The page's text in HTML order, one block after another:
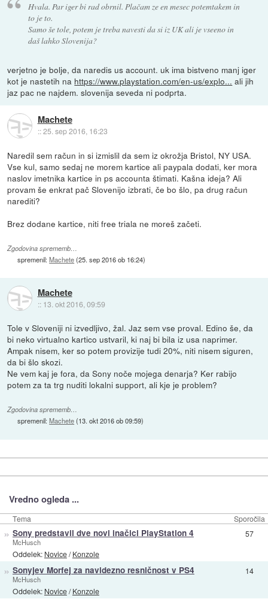
Hvala. Par iger bi rad obrnil. Plačam ze en mesec potemtakem in
to je to.
Samo še tole, potem je treba navesti da si iz UK ali je vseeno in
daš lahko Slovenija?
verjetno je bolje, da naredis us account. uk ima bistveno manj iger
kot je nastetih na https://www.playstation.com/en-us/explo... ali jih
jaz pac ne najdem. slovenija seveda ni podprta.
Machete
::25. sep 2016, 16:23
Naredil sem račun in si izmislil da sem iz okrožja Bristol, NY USA.
Vse kul, samo sedaj ne morem kartice ali paypala dodati, ker mora
naslov imetnika kartice in ps accounta štimati. Kašna ideja? Ali
provam še enkrat pač Slovenijo izbrati, če bo šlo, pa drug račun
narediti?
Brez dodane kartice, niti free triala ne moreš začeti.
Zgodovina sprememb…
spremenil:Machete(25. sep 2016 ob 16:24)
Machete
:: 13. okt 2016, 09:59
Tole v Sloveniji ni izvedljivo, žal. Jaz sem vse proval. Edino še, da
bi neko virtualno kartico ustvaril, ki naj bi bila iz usa naprimer.
Ampak nisem, ker so potem provizije tudi 20%, niti nisem siguren,
da bi šlo skozi.
Ne vem kaj je fora, da Sony noče mojega denarja? Ker rabijo
potem za ta trg nuditi lokalni support, ali kje je problem?
Zgodovina sprememb…
spremenil:Machete(13. okt 2016 ob 09:59)
Vredno ogleda ...
Tema Sporočila
» Sony predstavil dve novi inačici PlayStation 4
McHusch
Oddelek: Novice/Konzole
57
» Sonyjev Morfej za navidezno resničnost v PS4
McHusch
Oddelek: Novice/Konzole
14